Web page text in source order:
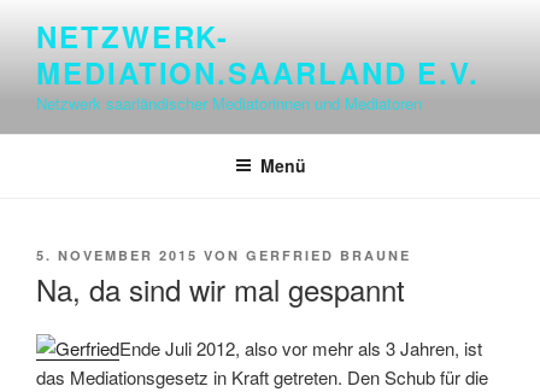
springen
NETZWERK-
MEDIATION.SAARLAND E.V.
Netzwerk saarländischer Mediatorinnen und Mediatoren
Menü
VERÖFFENTLICHT
5. NOVEMBER 2015 VON GERFRIED BRAUNE
Na, da sind wir mal gespannt
Ende Juli 2012, also vor mehr als 3 Jahren, ist
das Mediationsgesetz in Kraft getreten. Den Schub für die